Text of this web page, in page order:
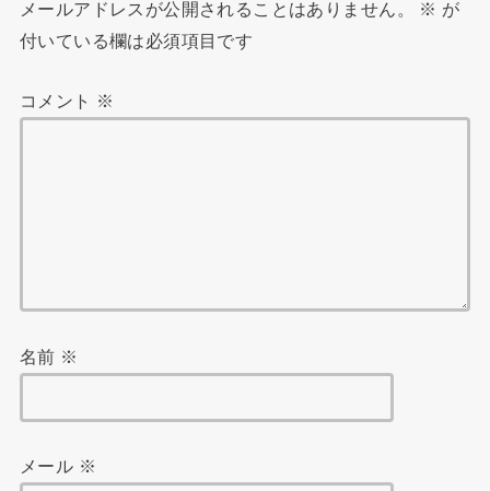
メールアドレスが公開されることはありません。 ※ が
付いている欄は必須項目です
コメント ※
名前 ※
メール ※